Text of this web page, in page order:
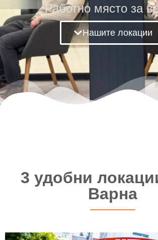
Работно място за
Нашите локации
3 удобни
Варна